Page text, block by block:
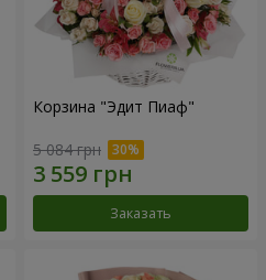
Корзина "Эдит Пиаф"
5 084 грн
Заказать